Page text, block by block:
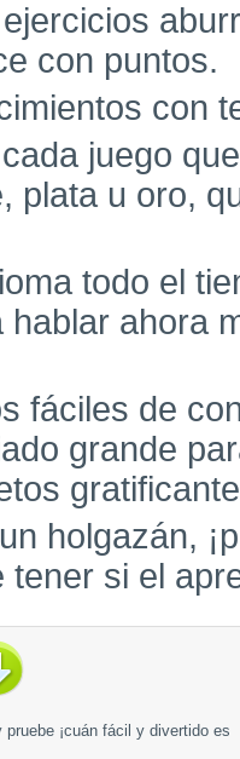
con puntos.
con
juego
plata u oro,
todo el
hablar ahora
fáciles de
grande
holgazán,
tener si el
¡cuán fácil y divertido es